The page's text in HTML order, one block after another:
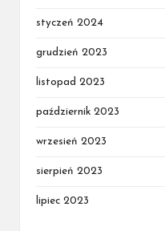
styczeń 2024
grudzień 2023
listopad 2023
październik 2023
wrzesień 2023
sierpień 2023
lipiec 2023